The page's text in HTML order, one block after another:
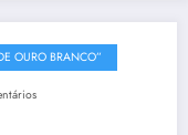
OURO BRANCO”